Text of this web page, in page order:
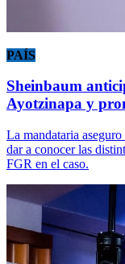
PAÍS
Sheinbaum
Ayotzinapa y
La mandataria
dar a conocer las
FGR en el caso.